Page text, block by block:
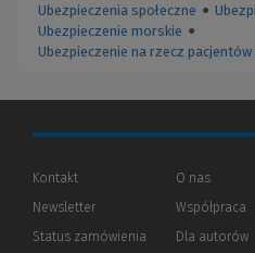
Ubezpieczenia społeczne ●
Ubezpieczenie morskie ●
Ubezpieczenie na rzecz
Kontakt
Newsletter
Status zamówienia
O nas
Współpraca
Dla autorów